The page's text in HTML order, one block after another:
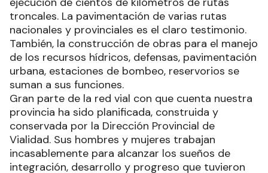
troncales. La pavimentación de varias rutas
nacionales y provinciales es el claro testimonio.
También, la construcción de obras para el manejo
de los recursos hídricos, defensas, pavimentación
urbana, estaciones de bombeo, reservorios se
suman a sus funciones.
Gran parte de la red vial con que cuenta nuestra
provincia ha sido planificada, construida y
conservada por la Dirección Provincial de
Vialidad. Sus hombres y mujeres trabajan
incasablemente para alcanzar los sueños de
integración, desarrollo y progreso que tuvieron